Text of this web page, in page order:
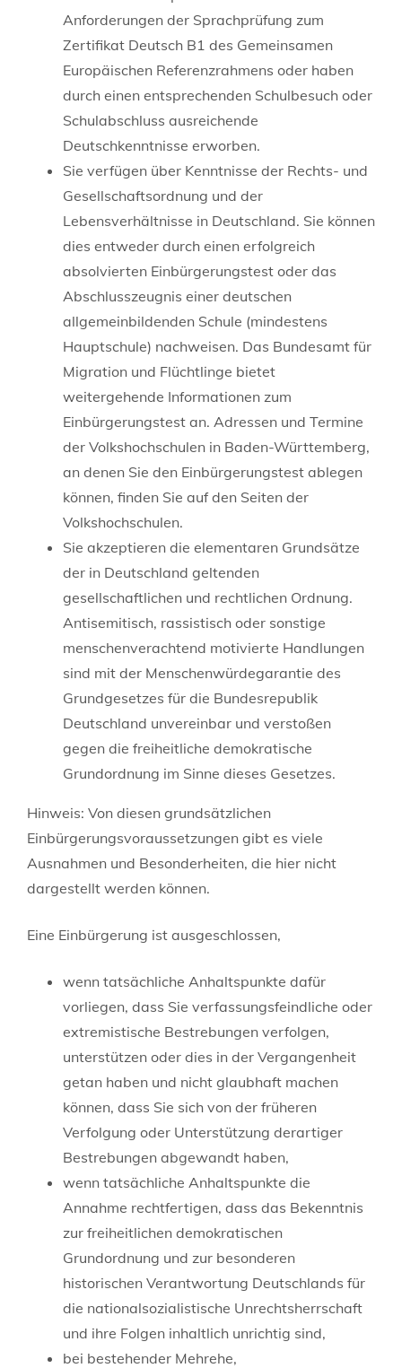
Anforderungen der Sprachprüfung zum
Zertifikat Deutsch B1 des Gemeinsamen
Europäischen Referenzrahmens oder haben
durch einen entsprechenden Schulbesuch oder
Schulabschluss ausreichende
Deutschkenntnisse erworben.
Sie verfügen über Kenntnisse der Rechts- und
Gesellschaftsordnung und der
Lebensverhältnisse in Deutschland. Sie können
dies entweder durch einen erfolgreich
absolvierten Einbürgerungstest oder das
Abschlusszeugnis einer deutschen
allgemeinbildenden Schule (mindestens
Hauptschule) nachweisen. Das Bundesamt für
Migration und Flüchtlinge bietet
weitergehende Informationen zum
Einbürgerungstest an. Adressen und Termine
der Volkshochschulen in Baden-Württemberg,
an denen Sie den Einbürgerungstest ablegen
können, finden Sie auf den Seiten der
Volkshochschulen.
Sie akzeptieren die elementaren Grundsätze
der in Deutschland geltenden
gesellschaftlichen und rechtlichen Ordnung.
Antisemitisch, rassistisch oder sonstige
menschenverachtend motivierte Handlungen
sind mit der Menschenwürdegarantie des
Grundgesetzes für die Bundesrepublik
Deutschland unvereinbar und verstoßen
gegen die freiheitliche demokratische
Grundordnung im Sinne dieses Gesetzes.
Hinweis: Von diesen grundsätzlichen
Einbürgerungsvoraussetzungen gibt es viele
Ausnahmen und Besonderheiten, die hier nicht
dargestellt werden können.
Eine Einbürgerung ist ausgeschlossen,
wenn tatsächliche Anhaltspunkte dafür
vorliegen, dass Sie verfassungsfeindliche oder
extremistische Bestrebungen verfolgen,
unterstützen oder dies in der Vergangenheit
getan haben und nicht glaubhaft machen
können, dass Sie sich von der früheren
Verfolgung oder Unterstützung derartiger
Bestrebungen abgewandt haben,
wenn tatsächliche Anhaltspunkte die
Annahme rechtfertigen, dass das Bekenntnis
zur freiheitlichen demokratischen
Grundordnung und zur besonderen
historischen Verantwortung Deutschlands für
die nationalsozialistische Unrechtsherrschaft
und ihre Folgen inhaltlich unrichtig sind,
bei bestehender Mehrehe,